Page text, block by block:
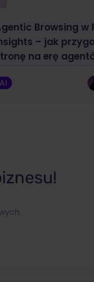
Browsing w
– jak
na erę
AI